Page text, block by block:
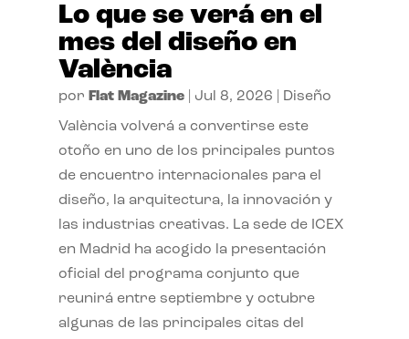
Lo que se verá en el
mes del diseño en
València
por Flat Magazine| Jul 8, 2026 Diseño
València volverá a convertirse este
otoño en uno de los principales puntos
de encuentro internacionales para el
diseño, la arquitectura, la innovación y
las industrias creativas. La sede de ICEX
en Madrid ha acogido la presentación
oficial del programa conjunto que
reunirá entre septiembre y octubre
algunas de las principales citas del